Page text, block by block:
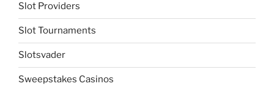
Slot Providers
Slot Tournaments
Slotsvader
Sweepstakes Casinos